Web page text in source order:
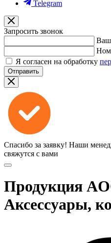
Telegram
Запросить звонок
Я согласен на обработку
Отправить
Спасибо за заявку! Наши
свяжутся с вами
Продукция
Аксессуары,